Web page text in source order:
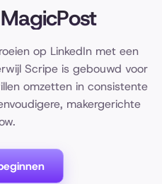
op LinkedIn met een
Scripe is gebouwd voor
omzetten in consistente
makergerichte